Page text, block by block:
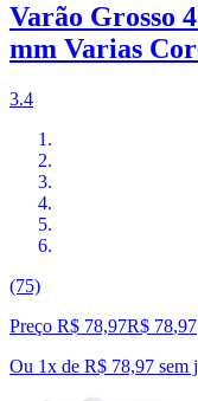
Varão Grosso
mm Varias
3.4
(75)
Preço R$ 78,97R$ 78,97
Ou 1x de R$ 78,97 sem